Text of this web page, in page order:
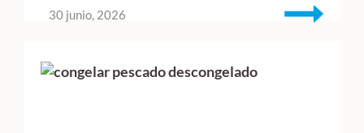
30 junio, 2026